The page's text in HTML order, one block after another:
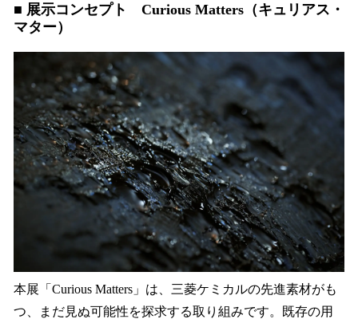
■ 展示コンセプト Curious Matters（キュリアス・
マター）
本展「Curious Matters」は、三菱ケミカルの先進素材がも
つ、まだ見ぬ可能性を探求する取り組みです。既存の用